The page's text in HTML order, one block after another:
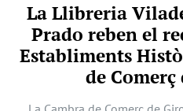
La Llibreria
Prado reben el
Establiments
de